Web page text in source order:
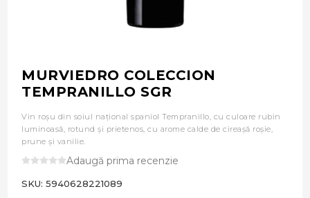
MURVIEDRO COLECCION
TEMPRANILLO SGR
Vin roșu din soiul național spaniol Tempranillo, cu culoare rubin
luminoasă, rotund și prietenos, cu arome calde de cireașă roșie,
prune și vanilie.
Adaugă prima recenzie
SKU: 5940628221089